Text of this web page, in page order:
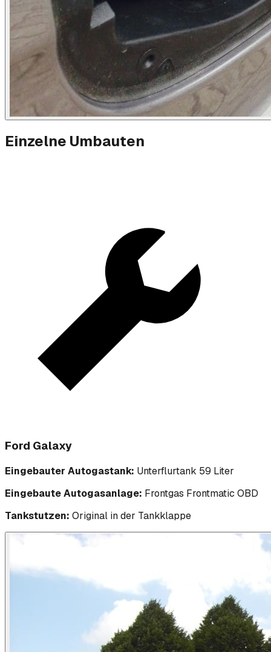
Einzelne Umbauten
Ford Galaxy
Eingebauter Autogastank: Unterflurtank 59 Liter
Eingebaute Autogasanlage: Frontgas Frontmatic OBD
Tankstutzen: Original in der Tankklappe